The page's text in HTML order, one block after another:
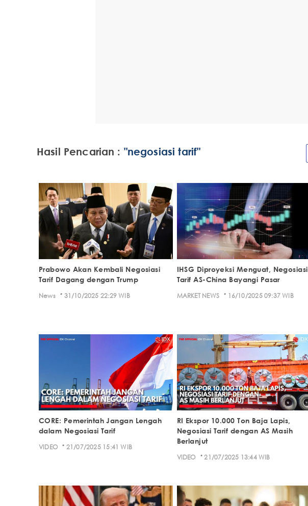
Hasil Pencarian : "negosiasi tarif"
Prabowo Akan Kembali Negosiasi
Tarif Dagang dengan Trump
News · 31/10/2025 22:29 WIB
IHSG Diproyeksi Menguat, Negosiasi
Tarif AS-China Bayangi Pasar
MARKET NEWS · 16/10/2025 09:37 WIB
CORE: Pemerintah Jangan Lengah
dalam Negosiasi Tarif
VIDEO · 21/07/2025 15:41 WIB
RI Ekspor 10.000 Ton Baja Lapis,
Negosiasi Tarif dengan AS Masih
Berlanjut
VIDEO · 21/07/2025 13:44 WIB